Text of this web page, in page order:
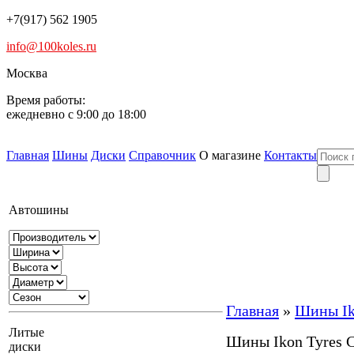
+7(917) 562 1905
info@100koles.ru
Москва
Время работы:
ежедневно с 9:00 до 18:00
Главная Шины Диски Справочник О магазине Контакты
Автошины
Литые
диски
Главная » Шины
Шины Ikon Tyres